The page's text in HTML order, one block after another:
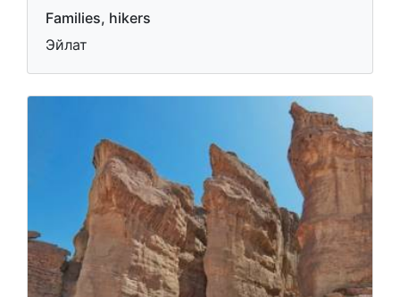
Families, hikers
Эйлат